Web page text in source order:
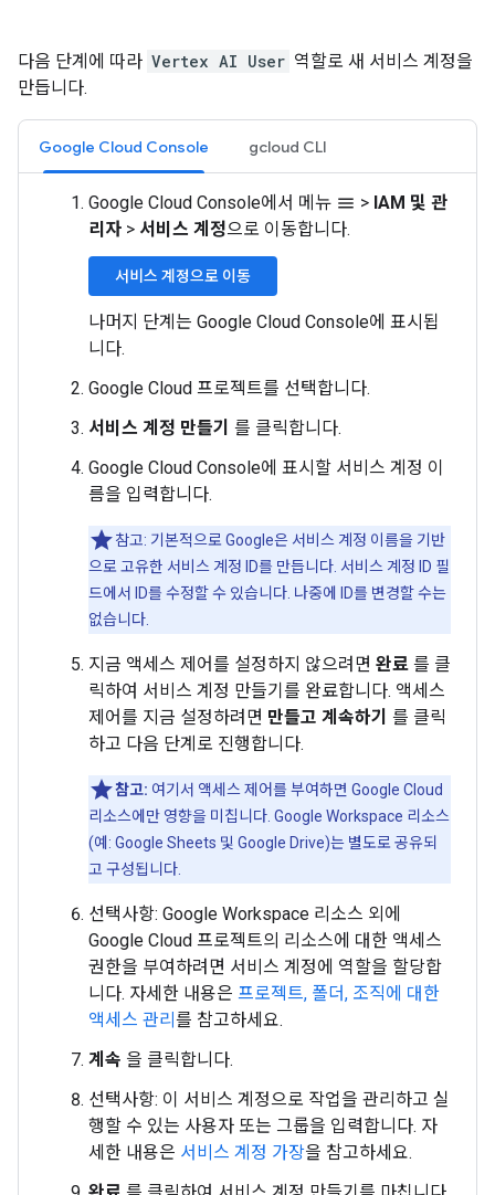
다음 단계에 따라 Vertex AI User 역할로 새 서비스 계정을
만듭니다.
Google Cloud Console gcloud CLI
Google Cloud Console에서 메뉴 menu > IAM 및 관
리자 > 서비스 계정으로 이동합니다.
서비스 계정으로 이동
나머지 단계는 Google Cloud Console에 표시됩
니다.
Google Cloud 프로젝트를 선택합니다.
서비스 계정 만들기 를 클릭합니다.
Google Cloud Console에 표시할 서비스 계정 이
름을 입력합니다.
참고: 기본적으로 Google은 서비스 계정 이름을 기반
으로 고유한 서비스 계정 ID를 만듭니다. 서비스 계정 ID 필
드에서 ID를 수정할 수 있습니다. 나중에 ID를 변경할 수는
없습니다.
지금 액세스 제어를 설정하지 않으려면 완료 를 클
릭하여 서비스 계정 만들기를 완료합니다. 액세스
제어를 지금 설정하려면 만들고 계속하기 를 클릭
하고 다음 단계로 진행합니다.
참고: 여기서 액세스 제어를 부여하면 Google Cloud
리소스에만 영향을 미칩니다. Google Workspace 리소스
(예: Google Sheets 및 Google Drive)는 별도로 공유되
고 구성됩니다.
선택사항: Google Workspace 리소스 외에
Google Cloud 프로젝트의 리소스에 대한 액세스
권한을 부여하려면 서비스 계정에 역할을 할당합
니다. 자세한 내용은 프로젝트, 폴더, 조직에 대한
액세스 관리 를 참고하세요.
계속 을 클릭합니다.
선택사항: 이 서비스 계정으로 작업을 관리하고 실
행할 수 있는 사용자 또는 그룹을 입력합니다. 자
세한 내용은 서비스 계정 가장을 참고하세요.